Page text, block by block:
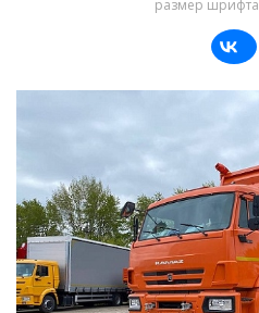
размер шрифта